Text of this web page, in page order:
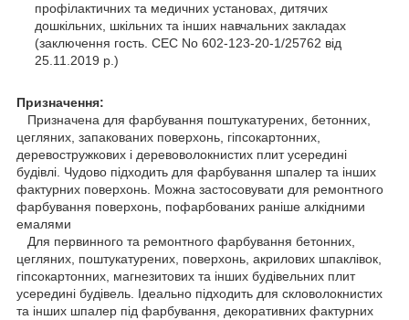
профілактичних та медичних установах, дитячих
дошкільних, шкільних та інших навчальних закладах
(заключення гость. СЕС No 602-123-20-1/25762 від
25.11.2019 р.)
Призначення:
Призначена для фарбування поштукатурених, бетонних,
цегляних, запакованих поверхонь, гіпсокартонних,
деревостружкових і деревоволокнистих плит усередині
будівлі. Чудово підходить для фарбування шпалер та інших
фактурних поверхонь. Можна застосовувати для ремонтного
фарбування поверхонь, пофарбованих раніше алкідними
емалями
Для первинного та ремонтного фарбування бетонних,
цегляних, поштукатурених, поверхонь, акрилових шпаклівок,
гіпсокартонних, магнезитових та інших будівельних плит
усередині будівель. Ідеально підходить для скловолокнистих
та інших шпалер під фарбування, декоративних фактурних